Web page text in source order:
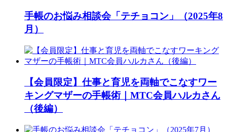
手帳のお悩み相談会「テチョコン」（2025年8
月）
【会員限定】仕事と育児を両軸でこなすワー
キングマザーの手帳術｜MTC会員ハルカさん
（後編）